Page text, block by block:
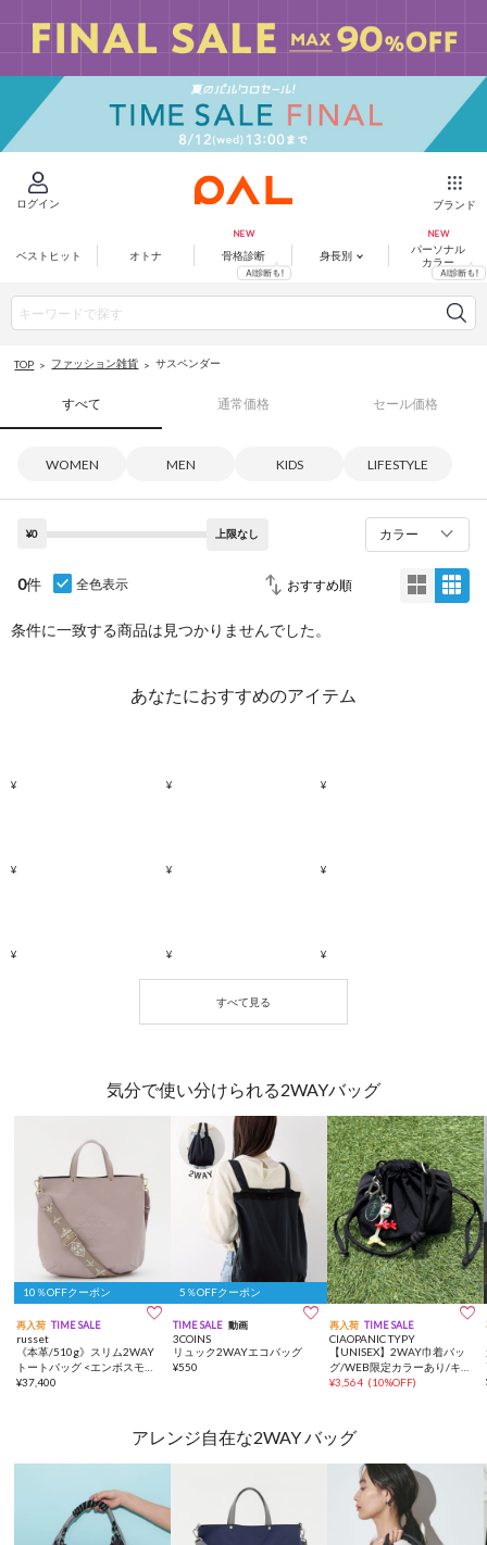
ログイン ブランド
ベストヒット オトナ 骨格診断 身長別
パーソナル
カラー
TOP ファッション雑貨 サスペンダー
すべて 通常価格 セール価格
WOMEN MEN KIDS LIFESTYLE
¥0 上限なし カラー
0件 全色表示
条件に一致する商品は見つかりませんでした。
あなたにおすすめのアイテム
気分で使い分けられる2WAYバッグ
10％OFFクーポン
再入荷 TIME SALE 
russet
《本革/510g》スリム2WAY
トートバッグ <エンボスモノ
グラム>
¥37,400
5％OFFクーポン
TIME SALE 動画 
3COINS
リュック2WAYエコバッグ
¥550
再入荷 TIME SALE 
CIAOPANIC TYPY
【UNISEX】2WAY巾着バッ
グ/WEB限定カラーあり/キー
ホルダー付き
¥3,564 (10%OFF)
アレンジ自在な2WAY バッグ